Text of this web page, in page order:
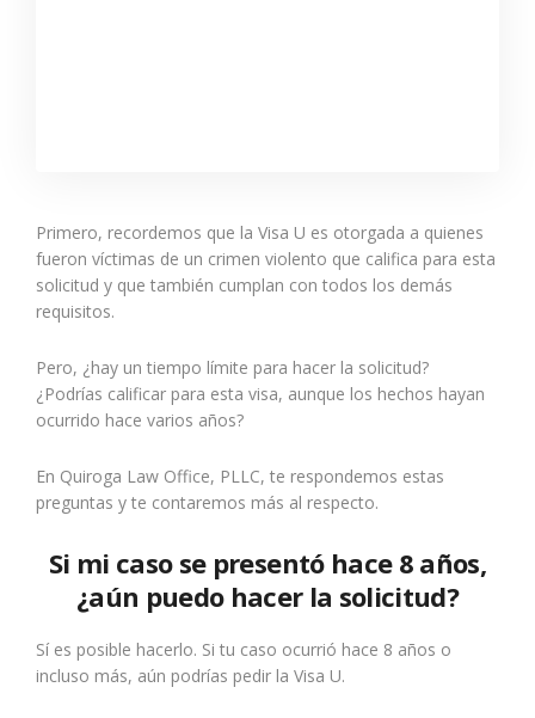
Primero, recordemos que la Visa U es otorgada a quienes
fueron víctimas de un crimen violento que califica para esta
solicitud y que también cumplan con todos los demás
requisitos.
Pero, ¿hay un tiempo límite para hacer la solicitud?
¿Podrías calificar para esta visa, aunque los hechos hayan
ocurrido hace varios años?
En Quiroga Law Office, PLLC, te respondemos estas
preguntas y te contaremos más al respecto.
Si mi caso se presentó hace 8 años,
¿aún puedo hacer la solicitud?
Sí es posible hacerlo. Si tu caso ocurrió hace 8 años o
incluso más, aún podrías pedir la Visa U.